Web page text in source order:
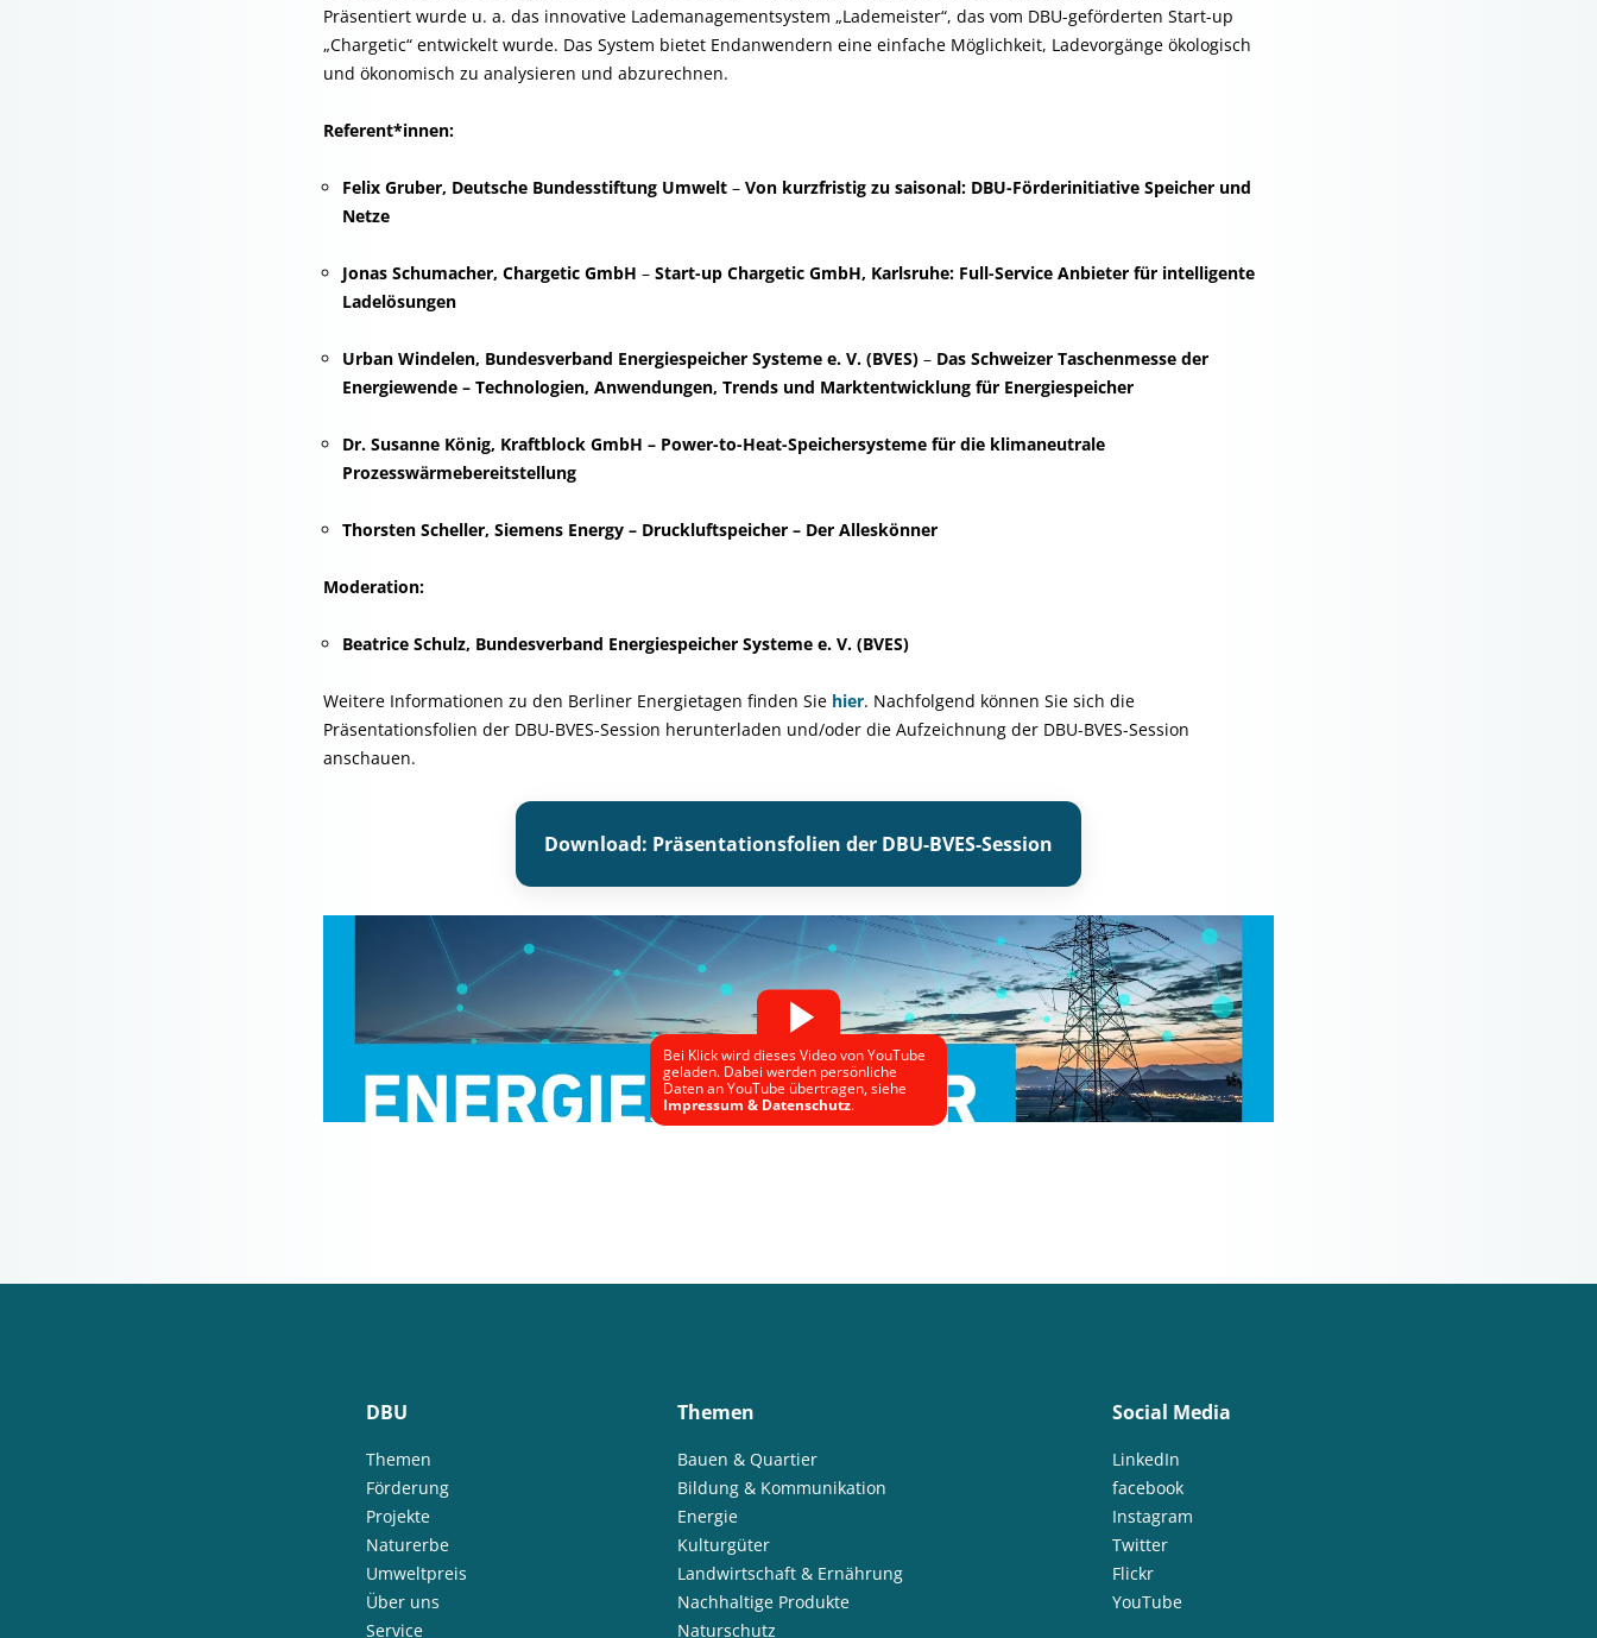
Präsentiert wurde u. a. das innovative Lademanagementsystem „Lademeister“, das vom DBU-geförderten Start-up
„Chargetic“ entwickelt wurde. Das System bietet Endanwendern eine einfache Möglichkeit, Ladevorgänge ökologisch
und ökonomisch zu analysieren und abzurechnen.
Referent*innen:
Felix Gruber, Deutsche Bundesstiftung Umwelt – Von kurzfristig zu saisonal: DBU-Förderinitiative Speicher und
Netze
Jonas Schumacher, Chargetic GmbH – Start-up Chargetic GmbH, Karlsruhe: Full-Service Anbieter für intelligente
Ladelösungen
Urban Windelen, Bundesverband Energiespeicher Systeme e. V. (BVES) – Das Schweizer Taschenmesse der
Energiewende – Technologien, Anwendungen, Trends und Marktentwicklung für Energiespeicher
Dr. Susanne König, Kraftblock GmbH – Power-to-Heat-Speichersysteme für die klimaneutrale
Prozesswärmebereitstellung
Thorsten Scheller, Siemens Energy – Druckluftspeicher – Der Alleskönner
Moderation:
Beatrice Schulz, Bundesverband Energiespeicher Systeme e. V. (BVES)
Weitere Informationen zu den Berliner Energietagen finden Sie hier. Nachfolgend können Sie sich die
Präsentationsfolien der DBU-BVES-Session herunterladen und/oder die Aufzeichnung der DBU-BVES-Session
anschauen.
Download: Präsentationsfolien der DBU-BVES-Session
Bei Klick wird dieses Video von YouTube
geladen. Dabei werden persönliche
Daten an YouTube übertragen, siehe
Impressum & Datenschutz.
DBU
Themen
Förderung
Projekte
Naturerbe
Umweltpreis
Über uns
Service
Themen
Bauen & Quartier
Bildung & Kommunikation
Energie
Kulturgüter
Landwirtschaft & Ernährung
Nachhaltige Produkte
Naturschutz
Social Media
LinkedIn
facebook
Instagram
Twitter
Flickr
YouTube